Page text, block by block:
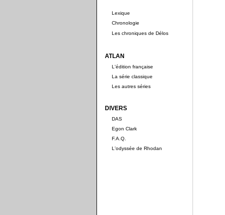
Lexique
Chronologie
Les chroniques de Délos
ATLAN
L'édition française
La série classique
Les autres séries
DIVERS
DAS
Egon Clark
F.A.Q.
L'odyssée de Rhodan